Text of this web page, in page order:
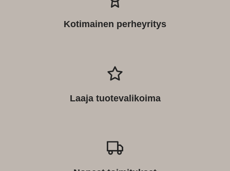
Kotimainen perheyritys
Laaja tuotevalikoima